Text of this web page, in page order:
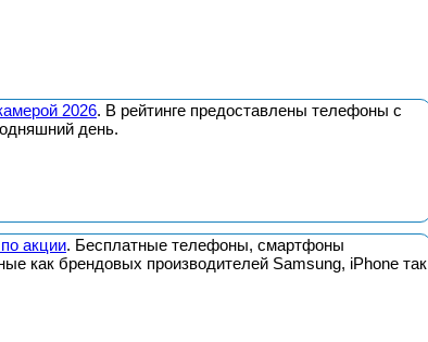
2026. В рейтинге предоставлены телефоны с
день.
акции. Бесплатные телефоны, смартфоны
как брендовых производителей Samsung, iPhone так